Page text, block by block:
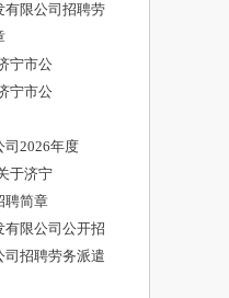
有限公司招聘劳
宁市公
宁市公
司2026年度
于济宁
聘简章
有限公司公开招
司招聘劳务派遣